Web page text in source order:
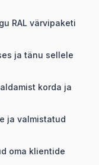
RAL värvipaketi
ja tänu sellele
korda ja
ja valmistatud
oma klientide